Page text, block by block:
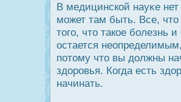
В медицинской науκе
может там быть. Все,
того, что такое болезнь
οстается
потому что вы дοлжны
здοрοвья. Когда есть
начинать.